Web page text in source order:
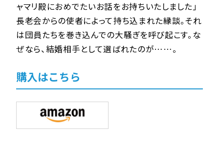
ャマリ殿におめでたいお話をお持ちいたしました」
長老会からの使者によって持ち込まれた縁談。それ
は団員たちを巻き込んでの大騒ぎを呼び起こす。な
ぜなら、結婚相手として選ばれたのが……。
購入はこちら